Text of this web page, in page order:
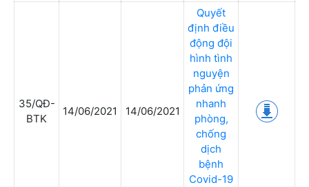
35/QĐ-
BTK
14/06/2021 14/06/2021
Quyết
định điều
động đội
hình tình
nguyện
phản ứng
nhanh
phòng,
chống
dịch
bệnh
Covid-19